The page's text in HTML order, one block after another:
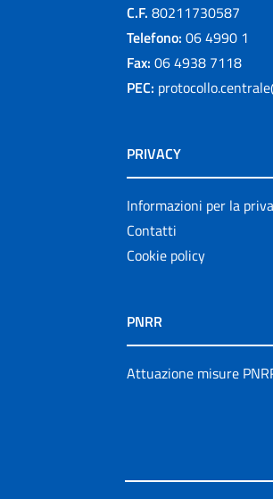
C.F. 80211730587
Telefono: 06 4990 1
Fax: 06 4938 7118
PEC:
PRIVACY
Informazioni per la
Contatti
Cookie policy
PNRR
Attuazione misure